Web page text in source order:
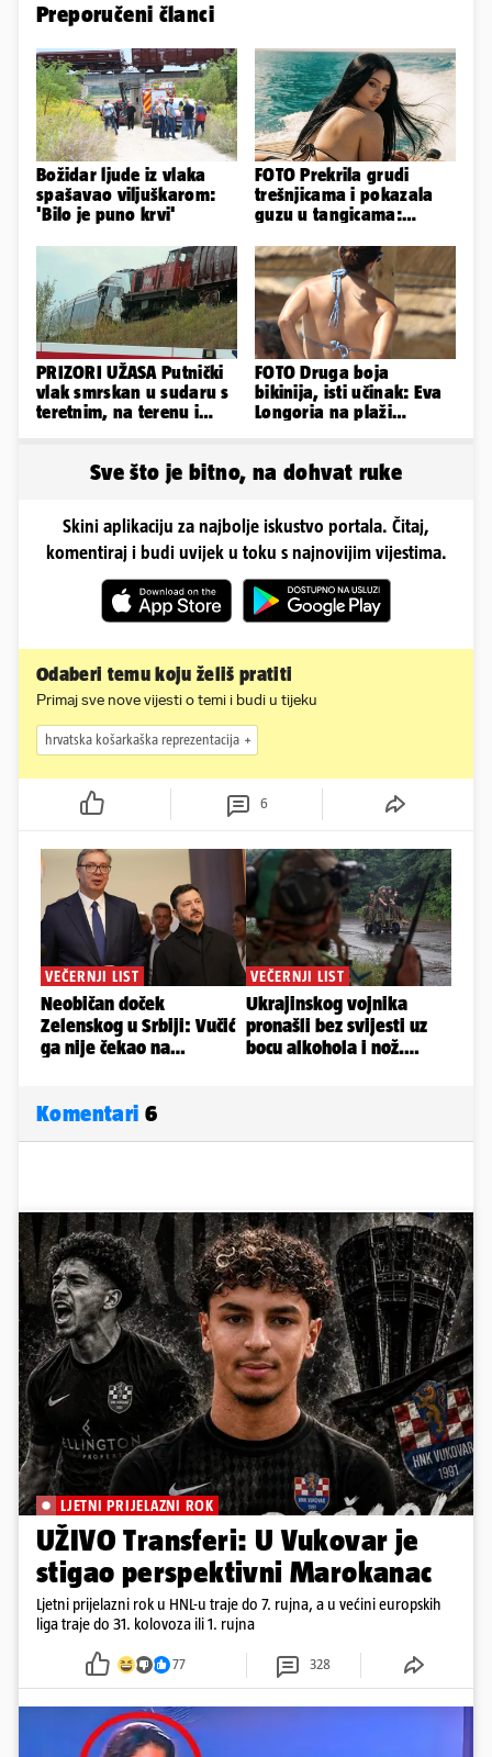
Preporučeni članci
Božidar ljude iz vlaka
spašavao viljuškarom:
'Bilo je puno krvi'
FOTO Prekrila grudi
trešnjicama i pokazala
guzu u tangicama:
Slavonka
PRIZORI UŽASA Putnički
vlak smrskan u sudaru s
teretnim, na terenu i
FOTO Druga boja
bikinija, isti učinak: Eva
Longoria na plaži
Sve što je bitno, na dohvat ruke
Skini aplikaciju za najbolje iskustvo portala. Čitaj,
komentiraj i budi uvijek u toku s najnovijim vijestima.
Odaberi temu koju želiš pratiti
Primaj sve nove vijesti o temi i budi u tijeku
hrvatska košarkaška reprezentacija
6
Komentari 6
LJETNI PRIJELAZNI ROK
UŽIVO Transferi: U Vukovar je
stigao perspektivni Marokanac
Ljetni prijelazni rok u HNL-u traje do 7. rujna, a u većini europskih
liga traje do 31. kolovoza ili 1. rujna
77 328